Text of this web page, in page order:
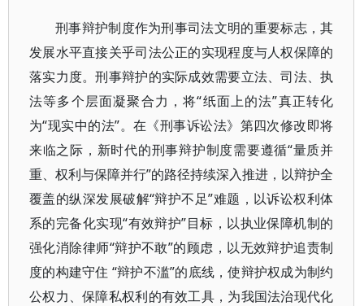
刑事辩护制度作为刑事司法文明的重要标志，其
发展水平直接关乎司法公正的实现程度与人权保障的
落实力度。刑事辩护的实际成效需要立法、司法、执
法等多个层面凝聚合力，将“纸面上的法”真正转化
为“现实中的法”。在《刑事诉讼法》第四次修改即将
来临之际，新时代的刑事辩护制度需要遵循“量质并
重、权利与保障并行”的路径持续深入推进，以辩护全
覆盖的纵深发展破解“辩护不足”难题，以诉讼权利体
系的完备化实现“有效辩护”目标，以执业保障机制的
强化消除律师“辩护不敢”的顾虑，以无效辩护追责制
度的构建守住 “辩护不滥”的底线，使辩护权成为制约
公权力、保障私权利的有效工具，为我国法治现代化